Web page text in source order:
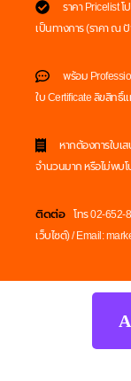
ราคา Pricelist
เป็นทางการ (ราคา ณ
พร้อม
ใบ Certificate ลิขสิทธิ์
หากต้องการใบเ
จำนวนมาก หรือไม่พบ
ติดต่อ
โทร 02-652-
เว็บไซต์) / Email: